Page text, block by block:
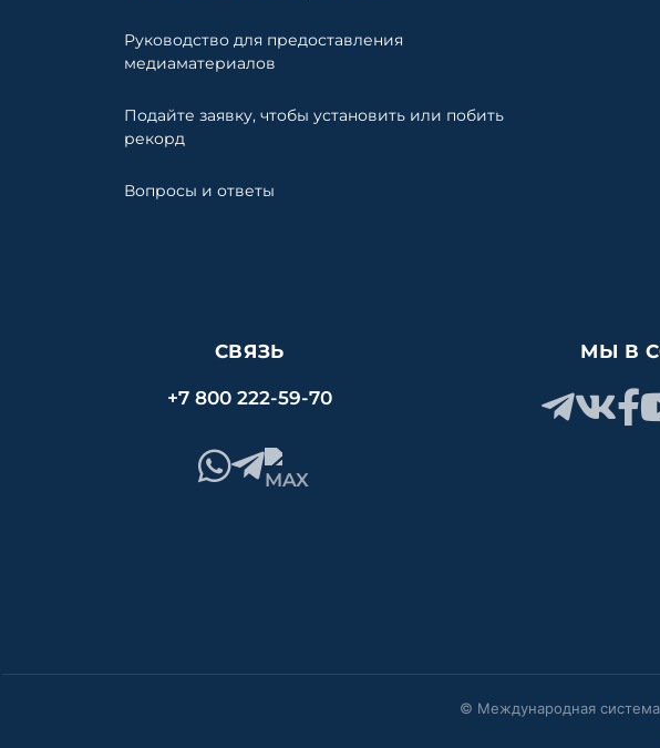
Руководство для предоставления
медиаматериалов
Подайте заявку, чтобы установить или побить
рекорд
Вопросы и ответы
СВЯЗЬ
+7 800 222-59-70
МЫ В
© Международная система